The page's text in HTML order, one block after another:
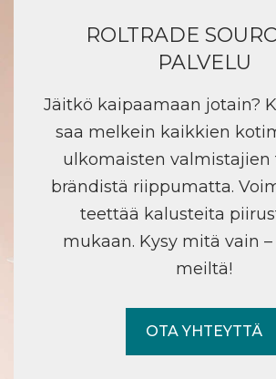
ROLTRADE
PALVELU
Jäitkö kaipaamaan jotain?
saa melkein kaikkien
ulkomaisten valmistajien
brändistä riippumatta.
teettää kalusteita
mukaan. Kysy mitä vain –
meiltä!
OTA YHTEYTTÄ